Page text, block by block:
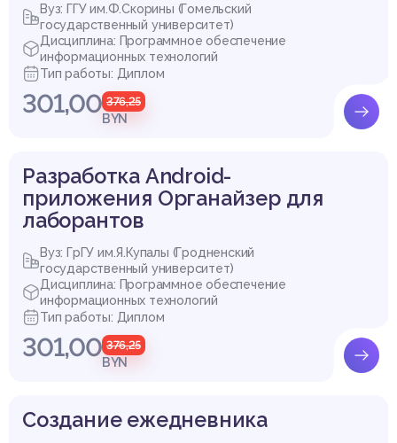
Вуз: ГГУ им.Ф.Скорины (Гомельский
государственный университет)
Дисциплина: Программное обеспечение
информационных технологий
Тип работы: Диплом
301,00 376,25
BYN
Разработка Android-
приложения Органайзер для
лаборантов
Вуз: ГрГУ им.Я.Купалы (Гродненский
государственный университет)
Дисциплина: Программное обеспечение
информационных технологий
Тип работы: Диплом
301,00 376,25
BYN
Создание ежедневника